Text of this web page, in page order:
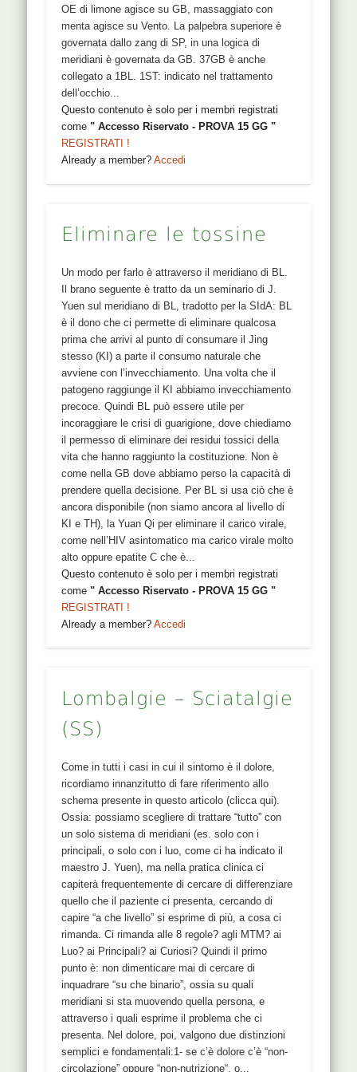
OE di limone agisce su GB, massaggiato con
menta agisce su Vento. La palpebra superiore è
governata dallo zang di SP, in una logica di
meridiani è governata da GB. 37GB è anche
collegato a 1BL. 1ST: indicato nel trattamento
dell’occhio...
Questo contenuto è solo per i membri registrati
come" Accesso Riservato - PROVA 15 GG "
REGISTRATI !
Already a member?
Eliminare le tossine
Un modo per farlo è attraverso il meridiano di BL.
Il brano seguente è tratto da un seminario di J.
Yuen sul meridiano di BL, tradotto per la SIdA: BL
è il dono che ci permette di eliminare qualcosa
prima che arrivi al punto di consumare il Jing
stesso (KI) a parte il consumo naturale che
patogeno raggiunge il KI abbiamo invecchiamento
precoce. Quindi BL può essere utile per
incoraggiare le crisi di guarigione, dove chiediamo
il permesso di eliminare dei residui tossici della
vita che hanno raggiunto la costituzione. Non è
come nella GB dove abbiamo perso la capacità di
prendere quella decisione. Per BL si usa ciò che è
ancora disponibile (non siamo ancora al livello di
KI e TH), la Yuan Qi per eliminare il carico virale,
alto oppure epatite C che è...
Questo contenuto è solo per i membri registrati
Already a member?
Lombalgie – Sciatalgie
(SS)
Come in tutti i casi in cui il sintomo è il dolore,
schema presente in questo articolo (clicca qui).
Ossia: possiamo scegliere di trattare “tutto” con
un solo sistema di meridiani (es. solo con i
principali, o solo con i luo, come ci ha indicato il
maestro J. Yuen), ma nella pratica clinica ci
capiterà frequentemente di cercare di differenziare
quello che il paziente ci presenta, cercando di
capire “a che livello” si esprime di più, a cosa ci
rimanda. Ci rimanda alle 8 regole? agli MTM? ai
Luo? ai Principali? ai Curiosi? Quindi il primo
punto è: non dimenticare mai di cercare di
inquadrare “su che binario”, ossia su quali
meridiani si sta muovendo quella persona, e
attraverso i quali esprime il problema che ci
presenta. Nel dolore, poi, valgono due distinzioni
semplici e fondamentali:1- se c’è dolore c’è “non-
(DDB) BL31 a BL34 sono punti che storicamente
si usavano per trattare il Dai Mai, che drena verso
questi punti. Inoltre: Dove drena le cose il...
Questo contenuto è solo per i membri registrati
come" Accesso Riservato - PROVA 15 GG "
REGISTRATI !
Already a member? Accedi
16 KI
LOCALIZZAZIONE [protected] A 0.5 cun dalla
linea mediana, all’altezza dell’ombelico Puntura
Punto del Chong Mai Huang è l’aspetto Yin del
Diaframma, legato al punto 43BL. 16KI
rappresenta lo Yang che muove lo Yin (Dai Mai) di
43BL, Gao Huang Shu. 16KI governa la funzione
renale (Qi di rene) di afferrare i Liquidi Ye torbidi
che vengono abbassati al rene da parte del
polmone, per nutrire il midollo e il cervello. Questo
punto sottoombelicale indirizza gli Ye torbidi da
smaltire al grosso intestino. (DDB) CLINICA Se i
liquidi Ye torbidi non vengono utilizzati per formare
Gao e nutrire il midollo avremo demenza da una
parte e accumulo di umidità nella pelvi, dall’altra.
Se i liquidi Ye torbidi abbassati dal polmone non
verranno afferrati dai visceri (vescica, grosso
intestino) attraverso i punti rene sottoombelicale
avremo formazione di...
Questo contenuto è solo per i membri registrati
come" Accesso Riservato - PROVA 15 GG "
REGISTRATI !
Already a member?Accedi
NOMI 12KI DA HE : Grande Gloria
margine superiore dell’osso pubico, a 0.5 cun dalla
perpendicolare, 1-2,5 cm di profondità FUNZIONI
secondo gli antichi cinesi questo è il primo punto
dove si manifesta l’allargamento dell’utero all’inizio
della gravidanza. ha azione sull’utero e sulle
mestruazioni anche in qualità di punto del Chong
Mai. Inoltre trasporta il qi a i piedi, riscaldandoli
(Maciocia) Permette alla vescica di ricevere gli Ye
torbidi dal polmone per eliminarli o indirizzarli al
rene per nutrire gli organi sessuali (DDB) CLINICA
Tratta mancanza di virilità, diminuzione dello
sperma, perdite seminali, uretrite, leucorrea (vedi
caso clinico su metrorragia e libido, DDB) usato
per promuovere l’ovulazione quando è infisso a
metà ciclo (1 settimana dal termine delle
mestruazioni), in questo caso deve essere
combinato con 6SP e 3CV (Maciocia) importante
per il trattamento dell’emissione seminale
(involontarie perdite...
Questo contenuto è solo per i membri registrati